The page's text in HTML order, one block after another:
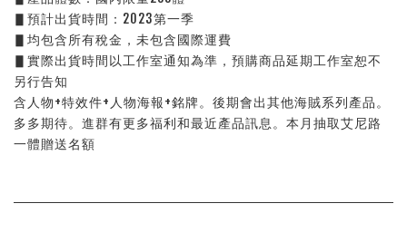
▋預計出貨時間：2023第一季
▋均包含所有稅金，未包含國際運費
▋實際出貨時間以工作室通知為準，預購商品延期工作室恕不
另行告知
含人物+特效件+人物海報+銘牌。後期會出其他海賊系列產品。
多多期待。進群有更多福利和最近產品訊息。本月抽取艾尼路
一體贈送名額